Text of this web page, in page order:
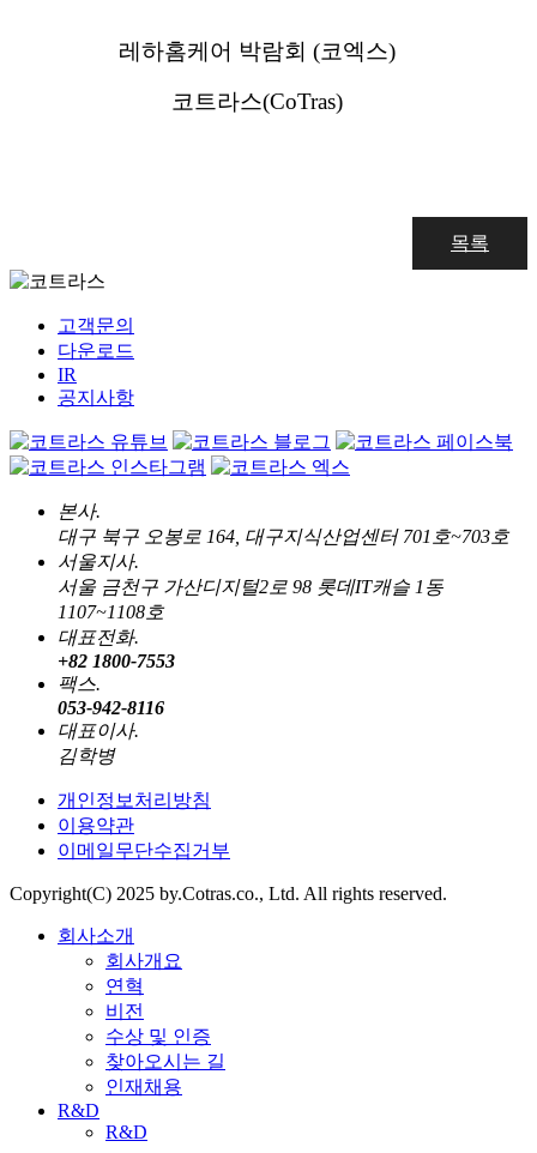
레하홈케어 박람회 (코엑스)
코트라스(CoTras)
목록
고객문의
다운로드
IR
공지사항
본사.
대구 북구 오봉로 164, 대구지식산업센터 701호~703호
서울지사.
서울 금천구 가산디지털2로 98 롯데IT캐슬 1동
1107~1108호
대표전화.
+82 1800-7553
팩스.
053-942-8116
대표이사.
김학병
개인정보처리방침
이용약관
이메일무단수집거부
Copyright(C) 2025 by.Cotras.co., Ltd. All rights reserved.
회사소개
회사개요
연혁
비전
수상 및 인증
찾아오시는 길
인재채용
R&D
R&D